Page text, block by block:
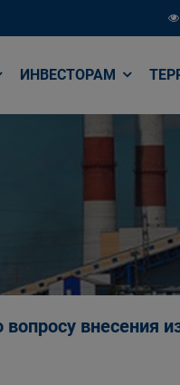
ИНВЕСТОРАМ
внесения